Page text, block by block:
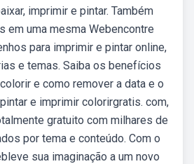
imprimir e pintar. Também
em uma mesma Webencontre
para imprimir e pintar online,
e temas. Saiba os benefícios
e como remover a data e o
e imprimir colorirgratis. com,
gratuito com milhares de
por tema e conteúdo. Com o
sua imaginação a um novo